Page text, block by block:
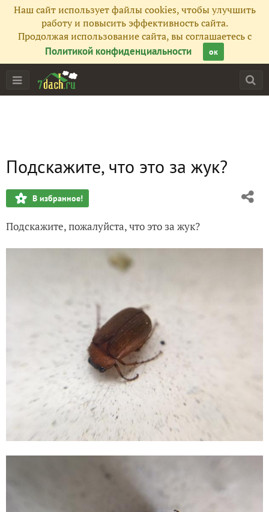
Наш сайт использует файлы cookies, чтобы улучшить
работу и повысить эффективность сайта.
Продолжая использование сайта, вы соглашаетесь с
Политикой конфиденциальности
ок
Подскажите, что это за жук?
В избранное!
Подскажите, пожалуйста, что это за жук?